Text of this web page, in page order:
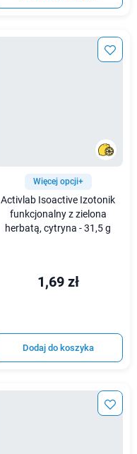
Więcej opcji+
Activlab Isoactive Izotonik
funkcjonalny z zielona
herbatą, cytryna - 31,5 g
1,69 zł
Dodaj do koszyka